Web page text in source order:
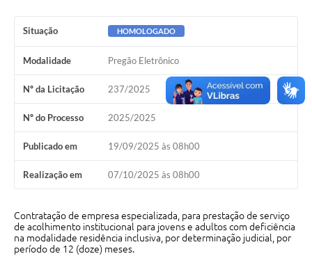
Contas Públicas
Legislação
Perguntas Frequentes
Transparência
Audiências Públicas
Links
Telefones Úteis
Situação HOMOLOGADO
Modalidade Pregão Eletrônico
Nº da Licitação 237/2025
Nº do Processo 2025/2025
Publicado em 19/09/2025 às 08h00
Realização em 07/10/2025 às 08h00
Contratação de empresa especializada, para prestação de serviço
de acolhimento institucional para jovens e adultos com deficiência
na modalidade residência inclusiva, por determinação judicial, por
período de 12 (doze) meses.